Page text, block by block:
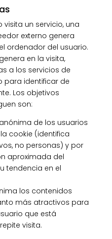
visita un servicio, una
externo genera
ordenador del usuario.
en la visita,
a los servicios de
para identificar de
Los objetivos
son:
de los usuarios
cookie (identifica
no personas) y por
aproximada del
tendencia en el
los contenidos
más atractivos para
que está
visita.